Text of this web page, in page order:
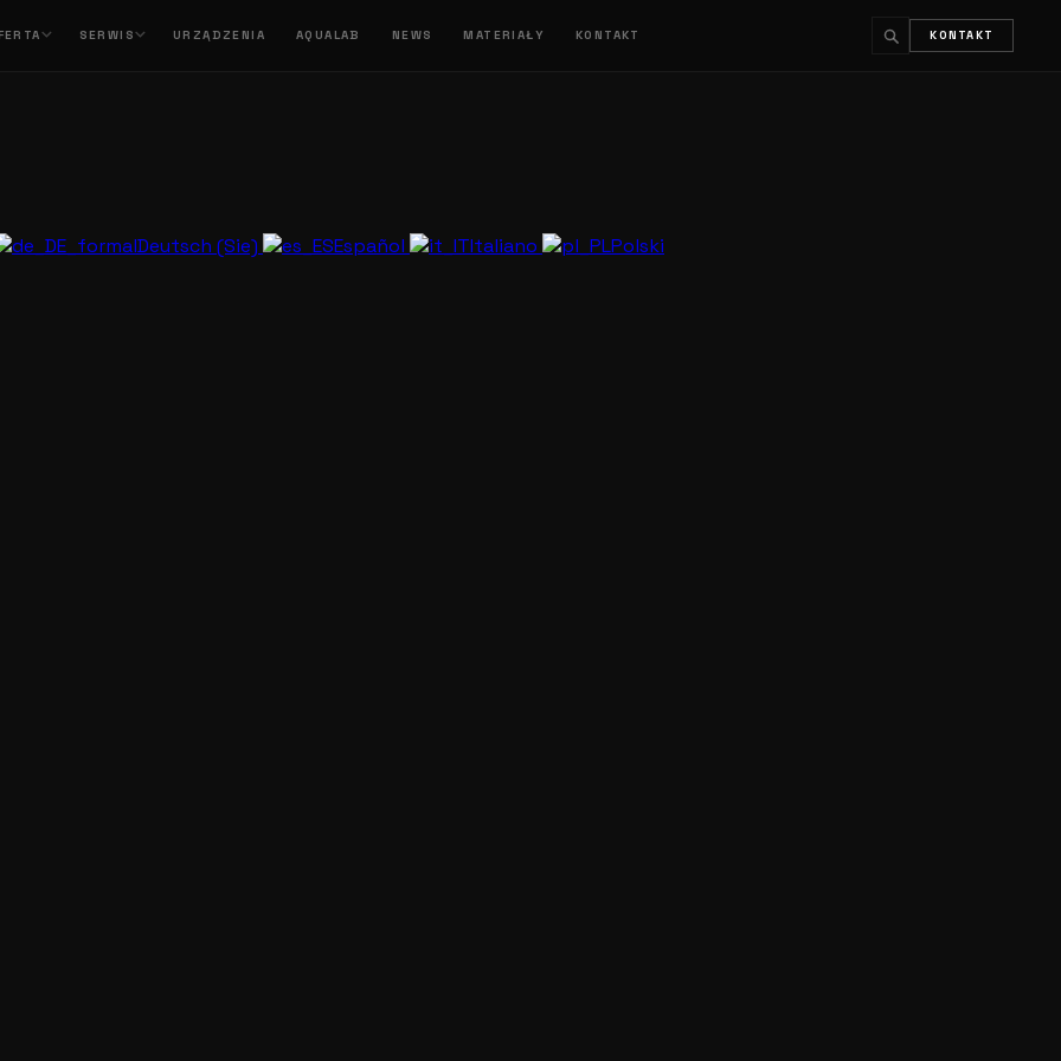
SERWIS URZĄDZENIA AQUALAB NEWS MATERIAŁY KONTAKT KONTAKT
Deutsch (Sie) Español Italiano Polski